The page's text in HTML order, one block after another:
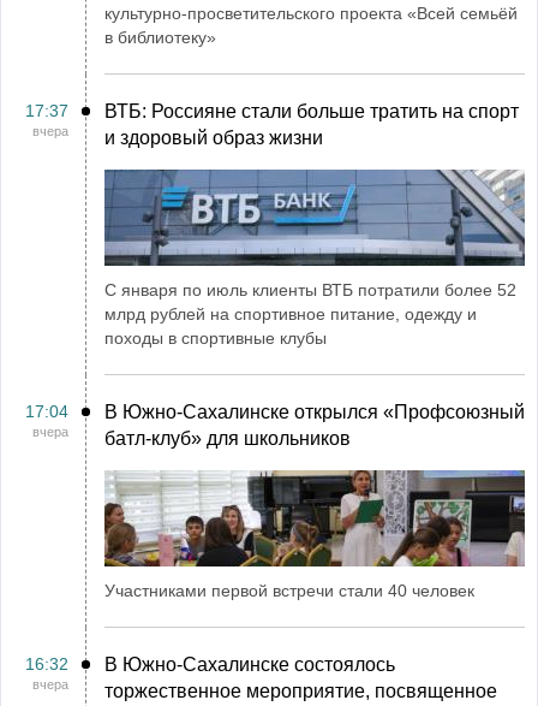
культурно-просветительского проекта «Всей семьёй
в библиотеку»
17:37
вчера
ВТБ: Россияне стали больше тратить на спорт
и здоровый образ жизни
С января по июль клиенты ВТБ потратили более 52
млрд рублей на спортивное питание, одежду и
походы в спортивные клубы
17:04
вчера
В Южно-Сахалинске открылся «Профсоюзный
батл-клуб» для школьников
Участниками первой встречи стали 40 человек
16:32
вчера
В Южно-Сахалинске состоялось
торжественное мероприятие, посвященное